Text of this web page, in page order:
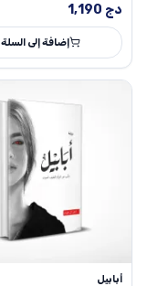
1,190 دج
إضافة إلى السلة
أبابيل